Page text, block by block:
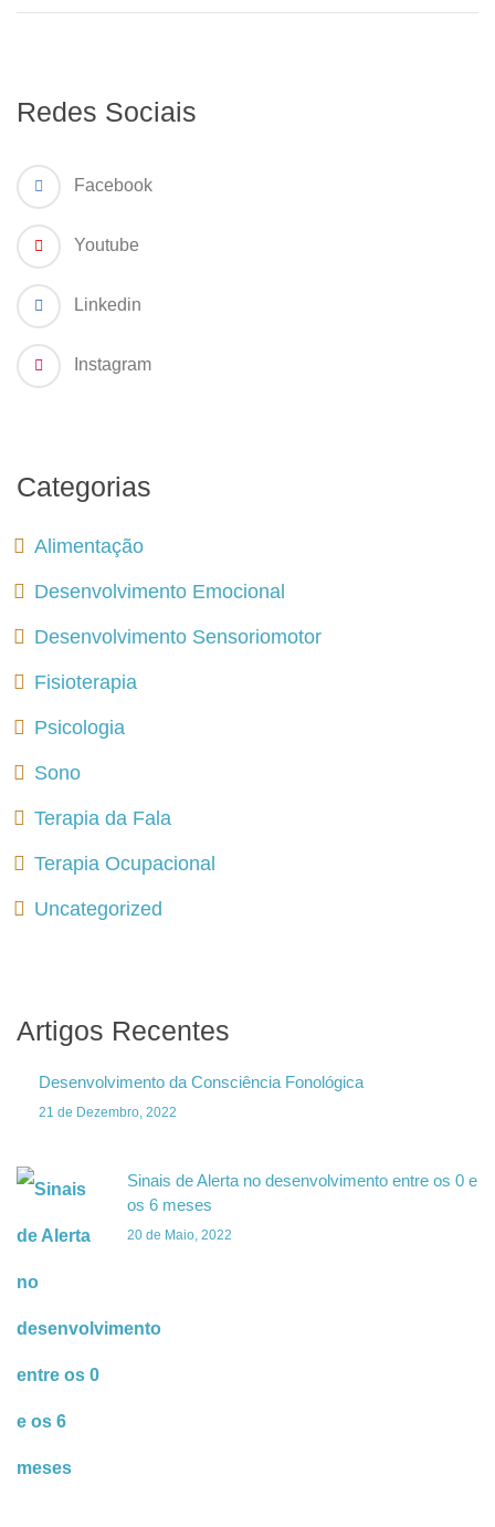
Redes Sociais
Facebook
Youtube
Linkedin
Instagram
Categorias
Alimentação
Desenvolvimento Emocional
Desenvolvimento Sensoriomotor
Fisioterapia
Psicologia
Sono
Terapia da Fala
Terapia Ocupacional
Uncategorized
Artigos Recentes
Desenvolvimento da Consciência Fonológica
21 de Dezembro, 2022
Sinais de Alerta no desenvolvimento entre os 0 e
os 6 meses
20 de Maio, 2022